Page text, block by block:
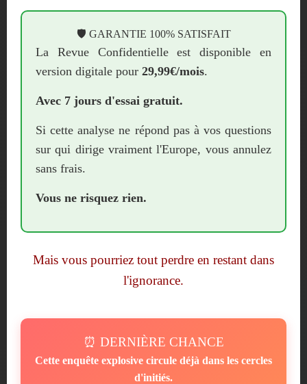
🛡️ GARANTIE 100% SATISFAIT
La Revue Confidentielle est disponible en
version digitale pour 29,99€/mois.
Avec 7 jours d'essai gratuit.
Si cette analyse ne répond pas à vos questions
sur qui dirige vraiment l'Europe, vous annulez
sans frais.
Vous ne risquez rien.
Mais vous pourriez tout perdre en restant dans
l'ignorance.
⏰ DERNIÈRE CHANCE
Cette enquête explosive circule déjà dans les cercles
d'initiés.